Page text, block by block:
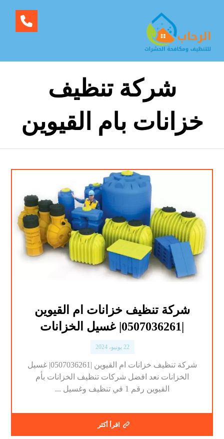
شركة تنظيف
خزانات بام القيوين
شركة تنظيف خزانات ام القيوين
22 يونيو، 2024
شركة تنظيف خزانات ام القيوين |0507036261| غسيل
الخزانات نعد افضل شركات تنظيف الخزانات بأم
القيوين رقم 1 في تنظيف وغسيل ...
اقرأ أكثر